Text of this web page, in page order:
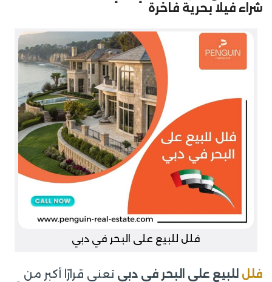
شراء فيلا بحرية فاخرة
فلل للبيع على البحر في دبي
فلل للبيع على البحر في دبي تعني قرارًا أكبر من